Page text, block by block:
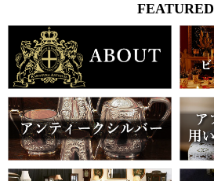
FEATURED